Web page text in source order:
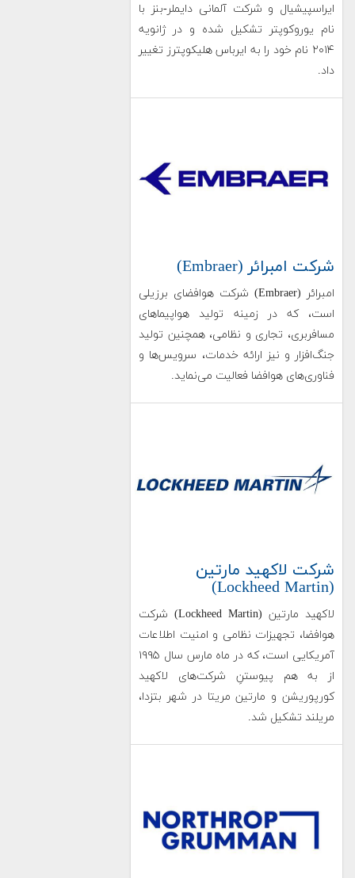
ایراسپیشیال و شرکت آلمانی دایملر-بنز با
نام یوروکوپتر تشکیل شده و در ژانویه
۲۰۱۴ نام خود را به ایرباس هلیکوپترز تغییر
داد.
شرکت امبرائر (Embraer)
امبرائر (Embraer) شرکت هوافضای برزیلی
است، که در زمینه تولید هواپیماهای
مسافربری، تجاری و نظامی، همچنین تولید
جنگ‌افزار و نیز ارائه خدمات، سرویس‌ها و
فناوری‌های هوافضا فعالیت می‌نماید.
شرکت لاکهید مارتین
(Lockheed Martin)
لاکهید مارتین (Lockheed Martin) شرکت
هوافضا، تجهیزات نظامی و امنیت اطلاعات
آمریکایی است، که در ماه مارس سال ۱۹۹۵
از به هم پیوستنِ شرکت‌های لاکهید
کورپوریشن و مارتین مریتا در شهر بتزدا،
مریلند تشکیل شد.